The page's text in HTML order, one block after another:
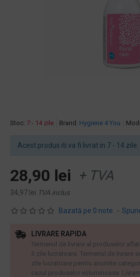
Stoc: 7 - 14 zile Brand: Hygiene 4 You
Acest produs iti va fi livrat in 7 - 14 zile.
Bazată pe 0 note. -
28,90 lei + TVA
34,97 lei TVA inclus
LIVRARE RAPIDA
Termenul de livrare al produselor
3 zile lucratoare. Termenul de livrare
zile lucratoare pentru anumite
cazul produselor voluminoase.